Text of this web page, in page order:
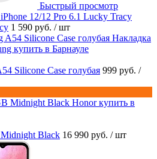
Быстрый просмотр
12/12 Pro 6.1 Lucky Tracy
1 590 руб. / шт
Silicone Case голубая 999 руб. /
Black 16 990 руб. / шт